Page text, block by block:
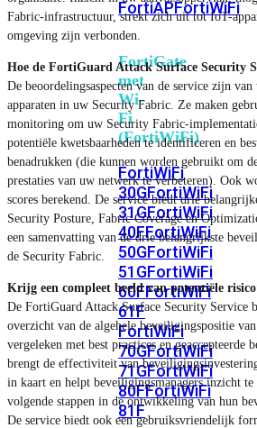
FortiAPFortiWiFi
FortiGate
met
Wi-
Fi
(FortiWiFi)
FortiWiFi
30GFortiWiFi
31GFortiWiFi
40FFortiWiFi
50GFortiWiFi
51GFortiWiFi
60FFortiWiFi
61F
FortiWiFi
70GFortiWiFi
71GFortiWiFi
80FFortiWiFi
81F
Fabric-infrastructuur, strekt zich uit tot IoT-
omgeving zijn verbonden.
Hoe de FortiGuard Attack Surface Security
De beoordelingsaspecten van de service zijn van
apparaten in uw Security Fabric. Ze maken
monitoring om uw Security Fabric-
potentiële kwetsbaarheden te identificeren en
benadrukken (die kunnen worden gebruikt om
prestaties van uw netwerk te verbeteren). Ook
scores berekend. De service biedt drie
Security Posture, Fabric Coverage en
een samenvatting van de drie belangrijkste
de Security Fabric.
Krijg een compleet beeld van potentiële
De FortiGuard Attack Surface Security Service
overzicht van de algehele beveiligingspositie van
vergeleken met best practices en geaccepteerde
brengt de effectiviteit van
in kaart en helpt beveiligingsmanagers inzicht
volgende stappen in de ontwikkeling van hun
De service biedt ook een gebruiksvriendelijk